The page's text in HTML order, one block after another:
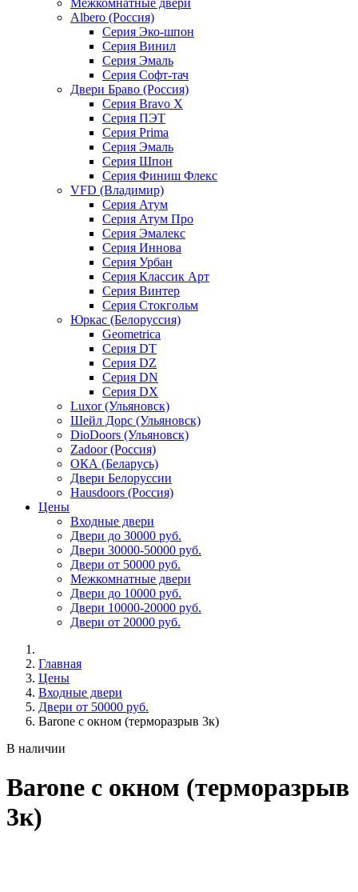
Albero (Россия)
Серия Эко-шпон
Серия Винил
Серия Эмаль
Серия Софт-тач
Двери Браво (Россия)
Серия Bravo X
Серия ПЭТ
Серия Prima
Серия Эмаль
Серия Шпон
Серия Финиш Флекс
VFD (Владимир)
Серия Атум
Серия Атум Про
Серия Эмалекс
Серия Иннова
Серия Урбан
Серия Классик Арт
Серия Винтер
Серия Стокгольм
Юркас (Белоруссия)
Geometrica
Серия DT
Серия DZ
Серия DN
Серия DX
Luxor (Ульяновск)
Шейл Дорс (Ульяновск)
DioDoors (Ульяновск)
Zadoor (Россия)
ОКА (Беларусь)
Двери Белоруссии
Hausdoors (Россия)
Цены
Входные двери
Двери до 30000 руб.
Двери 30000-50000 руб.
Двери от 50000 руб.
Межкомнатные двери
Двери до 10000 руб.
Двери 10000-20000 руб.
Двери от 20000 руб.
Главная
Цены
Входные двери
Двери от 50000 руб.
Barone с окном (терморазрыв 3к)
В наличии
Barone с окном (терморазрыв
3к)